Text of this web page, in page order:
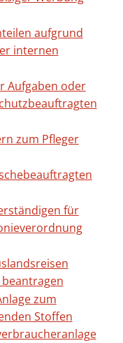
aufgrund
internen
Aufgaben oder
zum Pfleger
für
zum
Stoffen